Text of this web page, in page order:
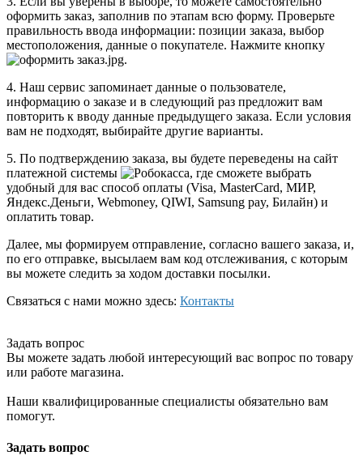
оформить заказ, заполнив по этапам всю форму. Проверьте
правильность ввода информации: позиции заказа, выбор
местоположения, данные о покупателе. Нажмите кнопку
.
4. Наш сервис запоминает данные о пользователе,
информацию о заказе и в следующий раз предложит вам
повторить к вводу данные предыдущего заказа. Если условия
вам не подходят, выбирайте другие варианты.
5. По подтверждению заказа, вы будете переведены на сайт
платежной системы
, где сможете выбрать
удобный для вас способ оплаты (Visa, MasterCard, МИР,
Яндекс.Деньги, Webmoney, QIWI, Samsung pay, Билайн) и
оплатить товар.
Далее, мы формируем отправление, согласно вашего заказа, и,
по его отправке, высылаем вам код отслеживания, с которым
вы можете следить за ходом доставки посылки.
Связаться с нами можно здесь: Контакты
Задать вопрос
Вы можете задать любой интересующий вас вопрос по товару
или работе магазина.
Наши квалифицированные специалисты обязательно вам
помогут.
Задать вопрос